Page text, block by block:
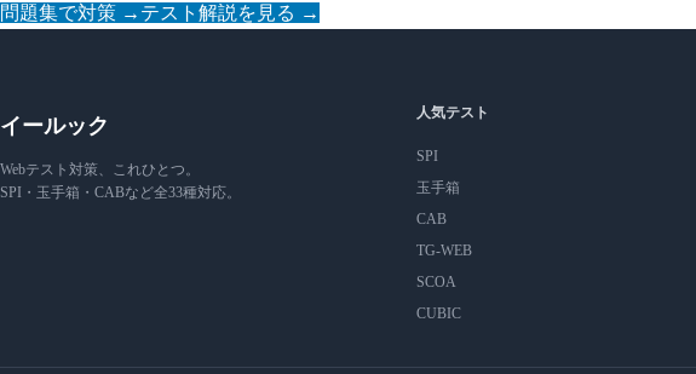
問題集で対策 → テスト解説を見る →
イールック
Webテスト対策、これひとつ。
SPI・玉手箱・CABなど全33種対応。
人気テスト
SPI
玉手箱
CAB
TG-WEB
SCOA
CUBIC